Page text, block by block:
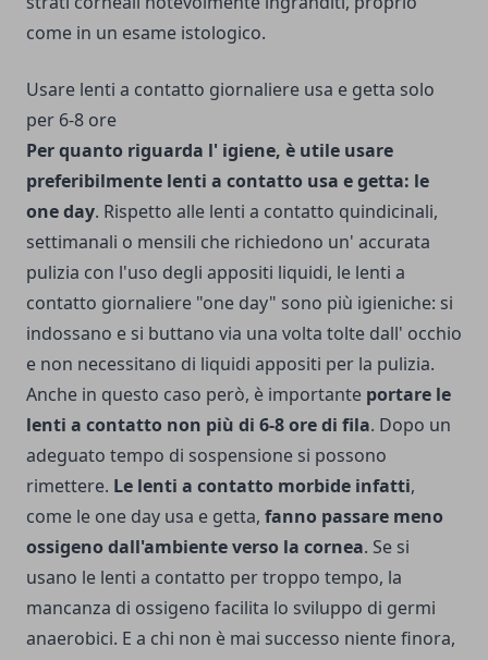
come in un esame istologico.
Usare lenti a contatto giornaliere usa e getta solo
per 6-8 ore
Per quanto riguarda l' igiene, è utile usare
preferibilmente lenti a contatto usa e getta: le
one day. Rispetto alle lenti a contatto quindicinali,
settimanali o mensili che richiedono un' accurata
pulizia con l'uso degli appositi liquidi, le lenti a
contatto giornaliere "one day" sono più igieniche: si
indossano e si buttano via una volta tolte dall' occhio
e non necessitano di liquidi appositi per la pulizia.
Anche in questo caso però, è importante portare le
lenti a contatto non più di 6-8 ore di fila. Dopo un
adeguato tempo di sospensione si possono
rimettere. Le lenti a contatto morbide infatti,
come le one day usa e getta, fanno passare meno
ossigeno dall'ambiente verso la cornea. Se si
usano le lenti a contatto per troppo tempo, la
mancanza di ossigeno facilita lo sviluppo di germi
anaerobici. E a chi non è mai successo niente finora,